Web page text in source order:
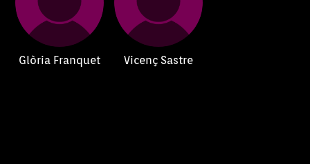
Glòria Franquet Vicenç Sastre